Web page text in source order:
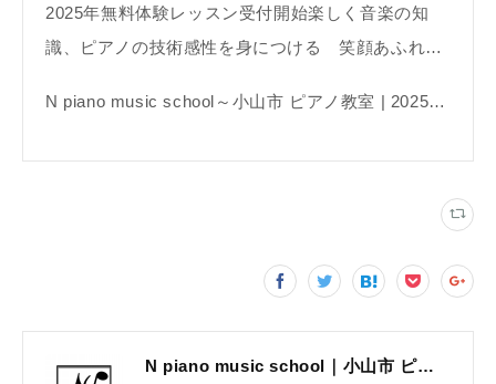
2025年無料体験レッスン受付開始楽しく音楽の知
識、ピアノの技術感性を身につける 笑顔あふれ…
N piano music school～小山市 ピアノ教室 | 2025年無料体験レッスン受付中 | 音楽教室 | 個人レッスン
N piano music school｜小山市 ピアノ教室｜考える力・集中力を育てる個人レッスン｜2025年体験レッスン受付中